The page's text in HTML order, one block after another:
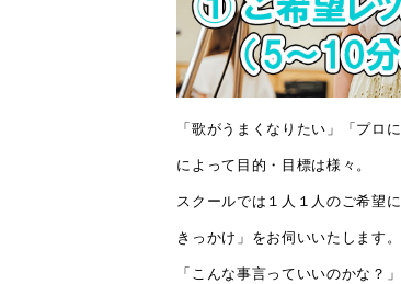
「歌がうまくなりたい」「プロ
によって目的・目標は様々。
スクールでは１人１人のご希望
きっかけ」をお伺いいたします。
「こんな事言っていいのかな？